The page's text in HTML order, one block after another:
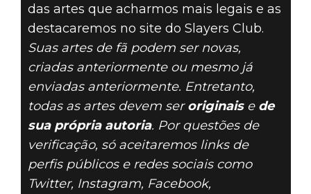
das artes que acharmos mais legais e as
destacaremos no site do Slayers Club.
Suas artes de fã podem ser novas,
criadas anteriormente ou mesmo já
enviadas anteriormente. Entretanto,
todas as artes devem seroriginaise de
sua própria autoria. Por questões de
verificação, só aceitaremos links de
perfis públicos e redes sociais como
Twitter, Instagram, Facebook,